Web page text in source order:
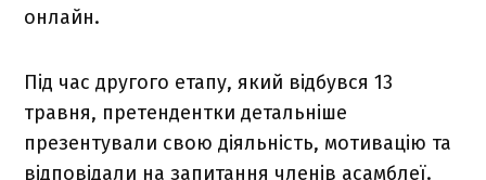
онлайн.
Під час другого етапу, який відбувся 13
травня, претендентки детальніше
презентували свою діяльність, мотивацію та
відповідали на запитання членів асамблеї.